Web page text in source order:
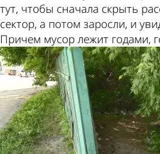
тут, чтобы сначала скрыть
сектор, а потом заросли, и
Причем мусор лежит годами,